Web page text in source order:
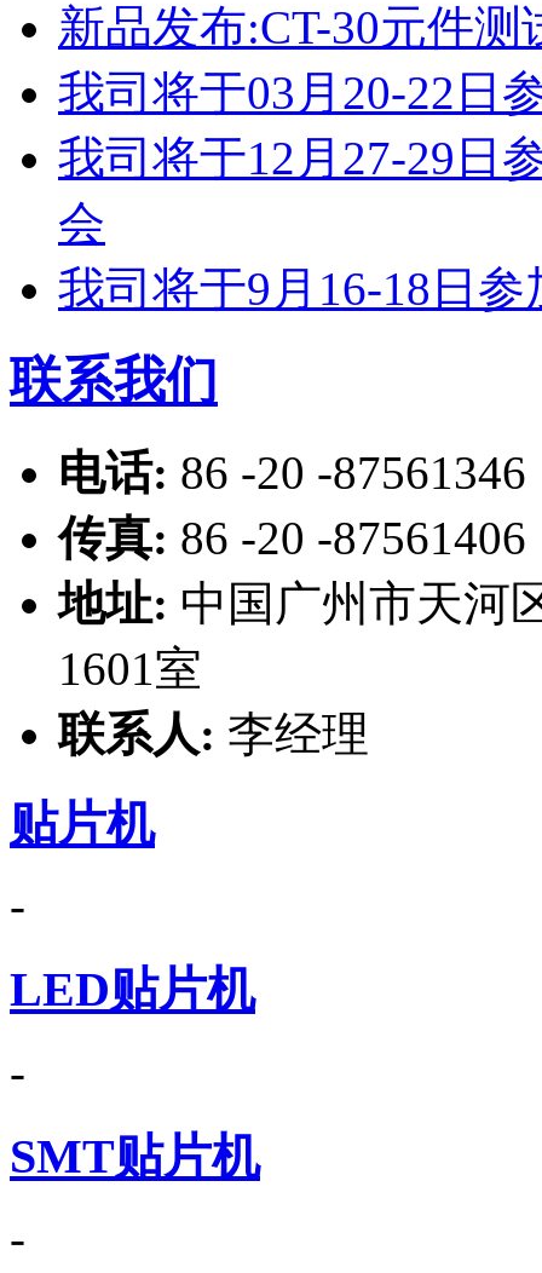
新品发布:CT-30元件测
我司将于03月20-22日
我司将于12月27-29日
会
我司将于9月16-18日
联系我们
电话: 86 -20 -87561346
传真: 86 -20 -87561406
地址: 中国广州市天河
1601室
联系人: 李经理
贴片机
-
LED贴片机
-
SMT贴片机
-